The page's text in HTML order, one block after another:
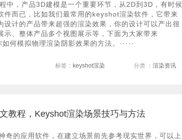
中，产品3D建模是一个重要环节，从2D到3D，有时候
件而已，比如我们最常用的keyshot渲染软件，它带来
设计的产品带来超强的渲染效果，你的设计可以产出很
示、整体产品多个视图展示等，下面为大家带来
何模拟物理渲染阴影效果的方法。·····
标签： keyshot渲染 分类 ： 渲染资讯
教程，Keyshot渲染场景技巧与方法
奇的应用软件，在建立场景前先参考现实世界，可以上